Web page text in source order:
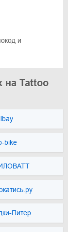
и
на Tattoo
bike
Питер